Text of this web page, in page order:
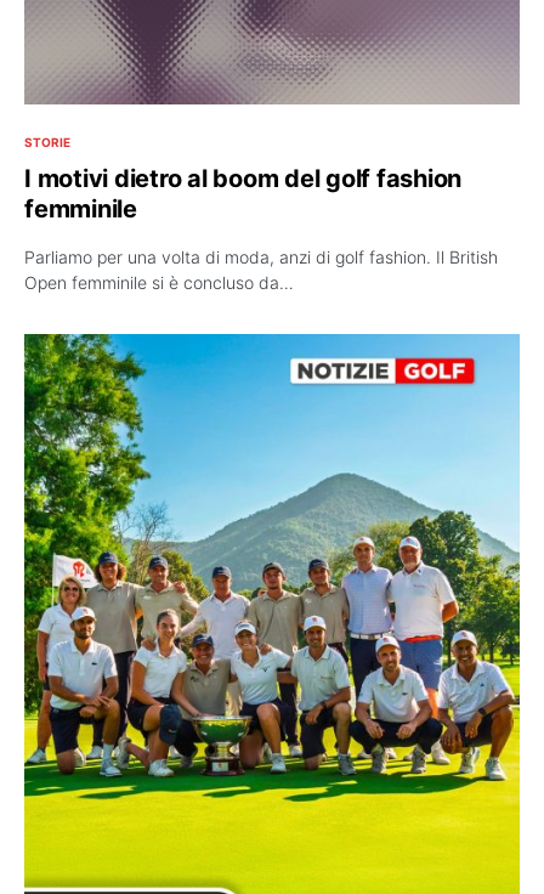
STORIE
I motivi dietro al boom del golf fashion
femminile
Parliamo per una volta di moda, anzi di golf fashion. Il British
Open femminile si è concluso da…